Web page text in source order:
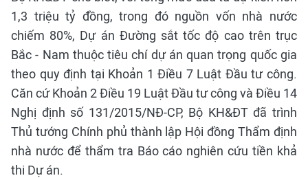
1,3 triệu tỷ đồng, trong đó nguồn vốn nhà nước
chiếm 80%, Dự án Đường sắt tốc độ cao trên trục
Bắc - Nam thuộc tiêu chí dự án quan trọng quốc gia
theo quy định tại Khoản 1 Điều 7 Luật Đầu tư công.
Căn cứ Khoản 2 Điều 19 Luật Đầu tư công và Điều 14
Nghị định số 131/2015/NĐ-CP, Bộ KH&ĐT đã trình
Thủ tướng Chính phủ thành lập Hội đồng Thẩm định
nhà nước để thẩm tra Báo cáo nghiên cứu tiền khả
thi Dự án.